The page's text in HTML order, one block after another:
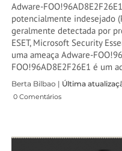
Adware-
potencialmente indesejado
geralmente detectada por
ESET, Microsoft Security
uma ameaça Adware-
FOO!96AD8E2F26E1 é um
Berta Bilbao | Última
0 Comentários